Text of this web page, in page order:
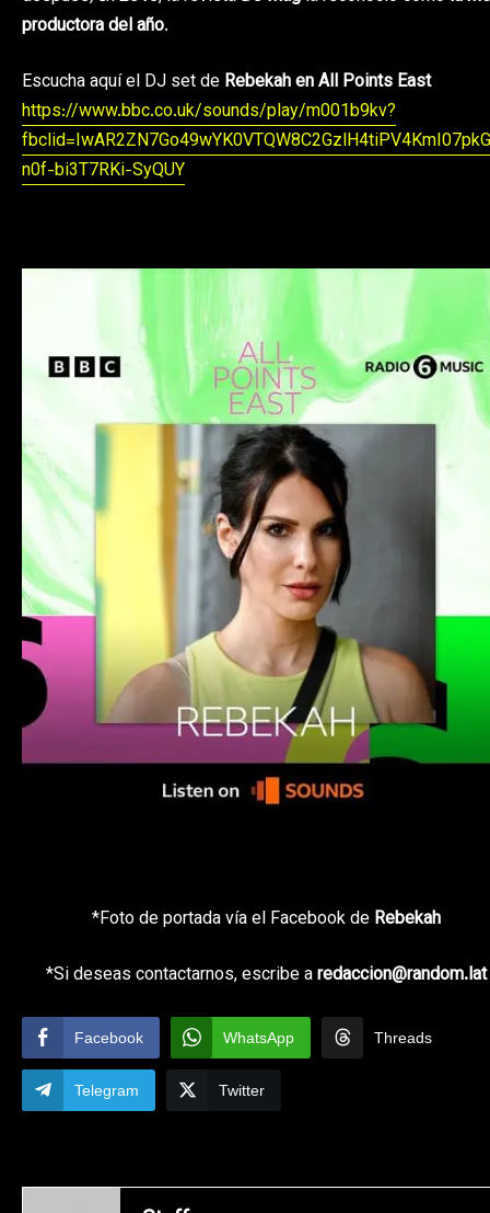
productora del año.
Escucha aquí el DJ set de Rebekah en All Points East
https://www.bbc.co.uk/sounds/play/m001b9kv?
n0f-bi3T7RKi-SyQUY
*Foto de portada vía el Facebook de Rebekah
*Si deseas contactarnos, escribe aredaccion@random.lat
Facebook WhatsApp Threads
Telegram Twitter